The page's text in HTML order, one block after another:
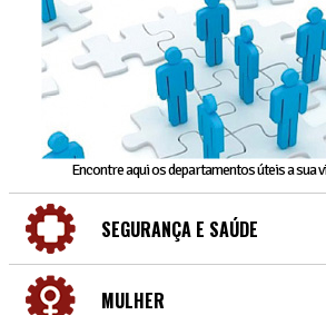
Encontre aqui os departamentos úteis a sua
SEGURANÇA E SAÚDE
MULHER